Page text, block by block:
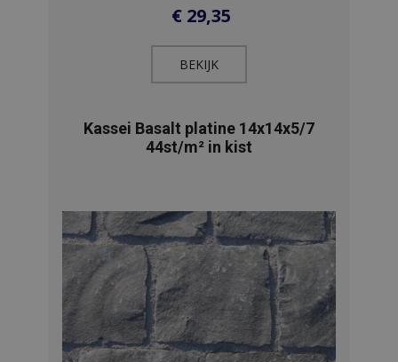
€29,35
BEKIJK​
Kassei Basalt platine 14x14x5/7
44st/m² in kist